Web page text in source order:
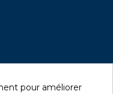
pour améliorer